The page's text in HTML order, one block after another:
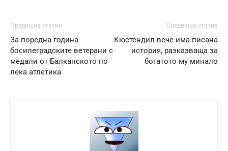
Предишна статия
За поредна година
босилеградските ветерани с
медали от Балканското по
лека атлетика
Следваща статия
Кюстендил вече има писана
история, разказваща за
богатото му минало